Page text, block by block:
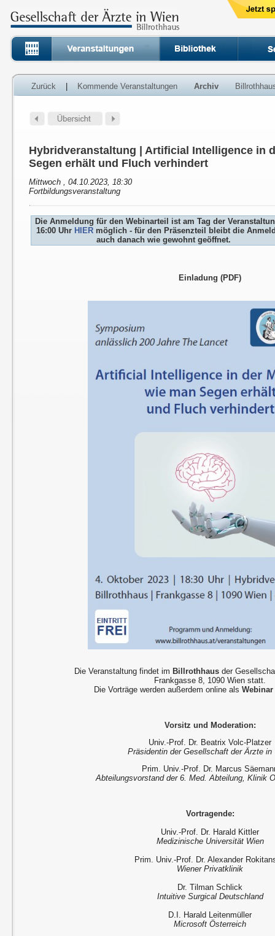
Zurück Kommende Veranstaltungen Archiv
Hybridveranstaltung | Artificial Intelligence in
Segen erhält und Fluch verhindert
Mittwoch , 04.10.2023, 18:30
Fortbildungsveranstaltung
Die Anmeldung für den Webinarteil ist am Tag der
16:00 Uhr HIER möglich - für den Präsenzteil bleibt die
auch danach wie gewohnt geöffnet.
Einladung (PDF)
Die Veranstaltung findet im Billrothhaus der
Frankgasse 8, 1090 Wien statt.
Die Vorträge werden außerdem online alsWebinar
Vorsitz und Moderation:
Univ.-Prof. Dr. Beatrix Volc-Platzer
Präsidentin der Gesellschaft der Ärzte in
Prim. Univ.-Prof. Dr. Marcus
Abteilungsvorstand der 6. Med. Abteilung, Klinik
Vortragende:
Univ.-Prof. Dr. Harald Kittler
Medizinische Universität Wien
Prim. Univ.-Prof. Dr. Alexander
Wiener Privatklinik
Dr. Tilman Schlick
Intuitive Surgical Deutschland
D.I. Harald Leitenmüller
Microsoft Österreich